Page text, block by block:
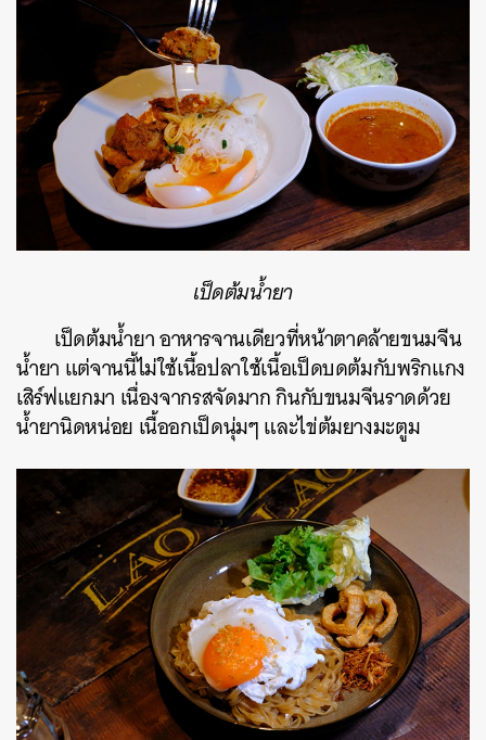
เป็ดต้มน้ำยา
เป็ดต้มน้ำยา อาหารจานเดียวที่หน้าตาคล้ายขนมจีน
น้ำยา แต่จานนี้ไม่ใช้เนื้อปลาใช้เนื้อเป็ดบดต้มกับพริกแกง
เสิร์ฟแยกมา เนื่องจากรสจัดมาก กินกับขนมจีนราดด้วย
น้ำยานิดหน่อย เนื้ออกเป็ดนุ่มๆ และไข่ต้มยางมะตูม